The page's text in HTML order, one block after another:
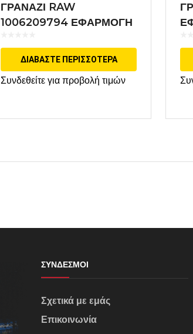
ΓΡΑΝΑΖΙ RAW
1006209794 ΕΦΑΡΜΟΓΗ
ΔΙΑΒΆΣΤΕ ΠΕΡΙΣΣΌΤΕΡΑ
Συνδεθείτε για προβολή τιμών
ΣΎΝΔΕΣΜΟΙ
Σχετικά με εμάς
Επικοινωνία